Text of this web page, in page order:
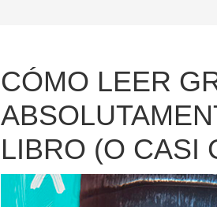
CÓMO LEER
LIBRO (O CASI